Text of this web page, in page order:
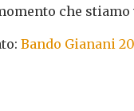
che stiamo
Bando Gianani